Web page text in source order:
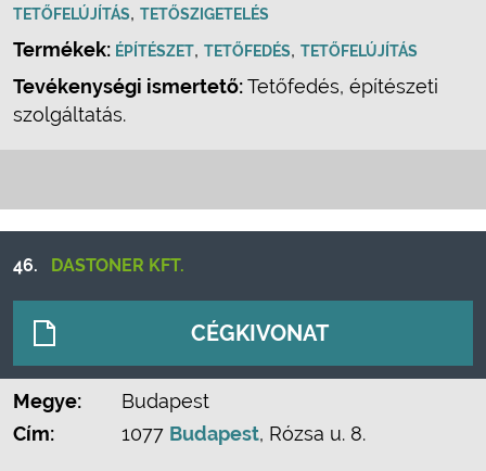
TETŐFELÚJÍTÁS, TETŐSZIGETELÉS
Termékek: ÉPÍTÉSZET, TETŐFEDÉS, TETŐFELÚJÍTÁS
Tevékenységi ismertető:Tetőfedés, építészeti
szolgáltatás.
46. DASTONER KFT.
CÉGKIVONAT
Megye:
Budapest
Cím:
1077 Budapest, Rózsa u. 8.